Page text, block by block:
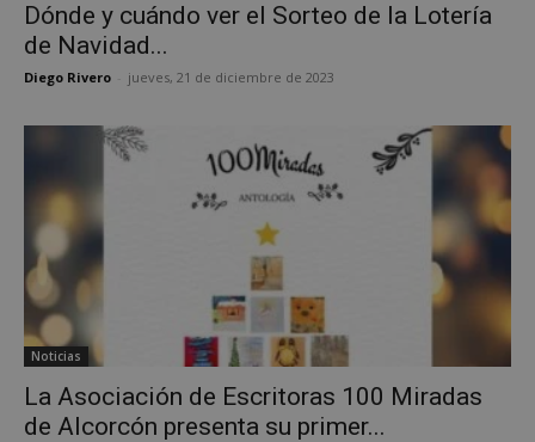
Dónde y cuándo ver el Sorteo de la Lotería
de Navidad...
Diego Rivero jueves, 21 de diciembre de 2023
Noticias
La Asociación de Escritoras 100 Miradas
de Alcorcón presenta su primer...
AWSALBCORS
Amazon.com
embed.bsky.app
1 semana
Privacy Policy